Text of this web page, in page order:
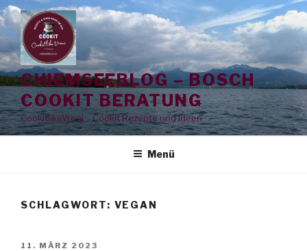
Zum
Inhalt
springen
CHIEMSEEBLOG – BOSCH
COOKIT BERATUNG
CookitlikeVroni – Cookit Rezepte und Ideen
Menü
SCHLAGWORT: VEGAN
VERÖFFENTLICHT
11. MÄRZ 2023